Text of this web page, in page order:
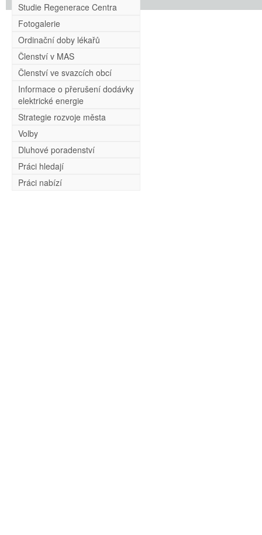
Studie Regenerace Centra
Fotogalerie
Ordinační doby lékařů
Členství v MAS
Členství ve svazcích obcí
Informace o přerušení dodávky
elektrické energie
Strategie rozvoje města
Volby
Dluhové poradenství
Práci hledají
Práci nabízí